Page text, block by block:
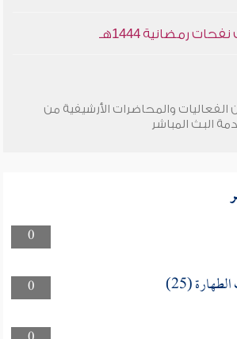
رمضانية 1444هـ
الفعاليات والمحاضرات الأرشيفية من
البث المباشر
0
0
(25)